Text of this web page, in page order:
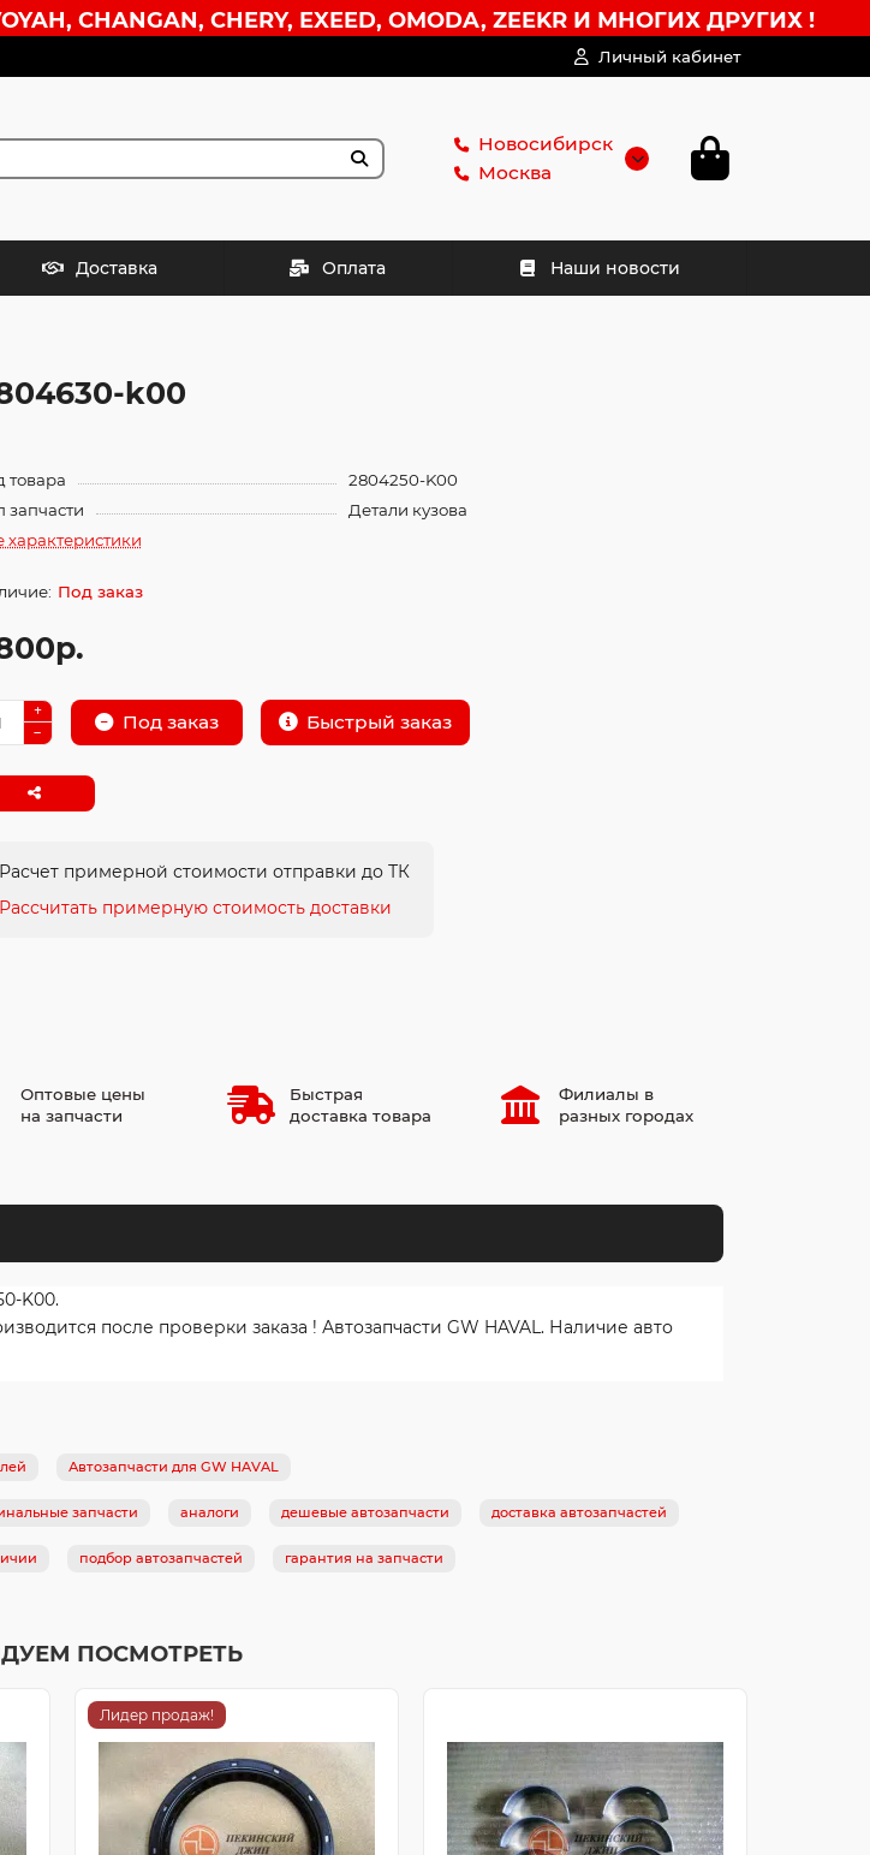
CHANGAN, CHERY, EXEED, OMODA, ZEEKR И МНОГИХ ДРУГИХ !
Личный кабинет
Новосибирск
Москва
Доставка Оплата Наши новости
k00
товара
2804250-K00
запчасти
Детали кузова
характеристики
Под заказ
Под заказ Быстрый заказ
Расчет примерной стоимости отправки до ТК
Рассчитать примерную стоимость доставки
Оптовые цены
на запчасти
Быстрая
доставка товара
Филиалы в
разных городах
K00.
после проверки заказа ! Автозапчасти GW HAVAL. Наличие авто
Автозапчасти для GW HAVAL
запчасти аналоги дешевые автозапчасти доставка автозапчастей
подбор автозапчастей гарантия на запчасти
ПОСМОТРЕТЬ
Лидер продаж!